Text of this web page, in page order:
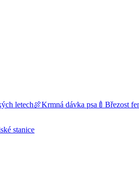
letech🍖Krmná dávka psa 🍼 Březost
stanice